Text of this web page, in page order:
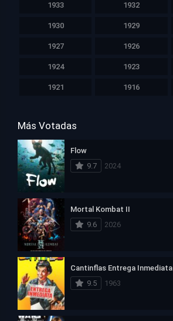
1933 1932
1930 1929
1927 1926
1924 1923
1921 1916
Más Votadas
Flow
9.7
2024
Mortal Kombat II
9.6
2026
Cantinflas Entrega Inmediata
9.5
1963